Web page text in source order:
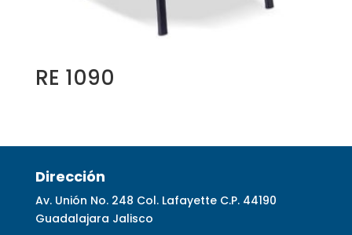
RE 1090
Dirección
Av. Unión No. 248 Col. Lafayette C.P. 44190
Guadalajara Jalisco